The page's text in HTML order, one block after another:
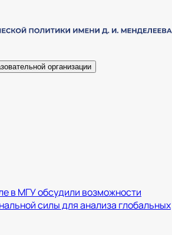
организации
в МГУ обсудили возможности
силы для анализа глобальных